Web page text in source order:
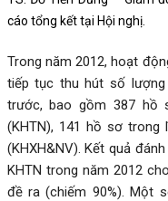
cáo tổng kết tại Hội nghị.
Trong năm 2012, hoạt
tiếp tục thu hút số
trước, bao gồm 387 hồ
(KHTN), 141 hồ sơ
(KHXH&NV). Kết quả
KHTN trong năm 2012
đề ra (chiếm 90%). Một